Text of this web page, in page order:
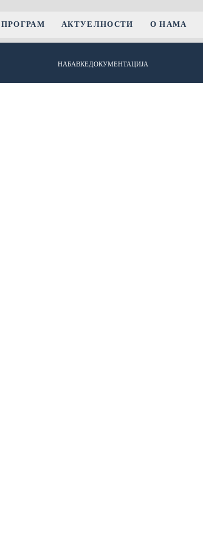
ПРОГРАМ АКТУЕЛНОСТИ О НАМА
НАБАВКЕДОКУМЕНТАЦИЈА